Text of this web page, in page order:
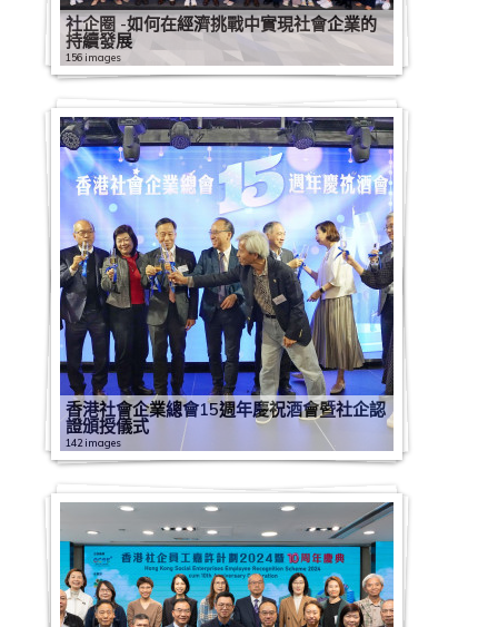
社企圈 -如何在經濟挑戰中實現社會企業的
持續發展
156 images
香港社會企業總會15週年慶祝酒會暨社企認
證頒授儀式
142 images